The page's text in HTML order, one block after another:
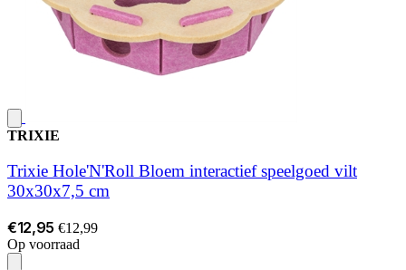
TRIXIE
Trixie Hole'N'Roll Bloem interactief speelgoed vilt
30x30x7,5 cm
€12,95 €12,99
Op voorraad